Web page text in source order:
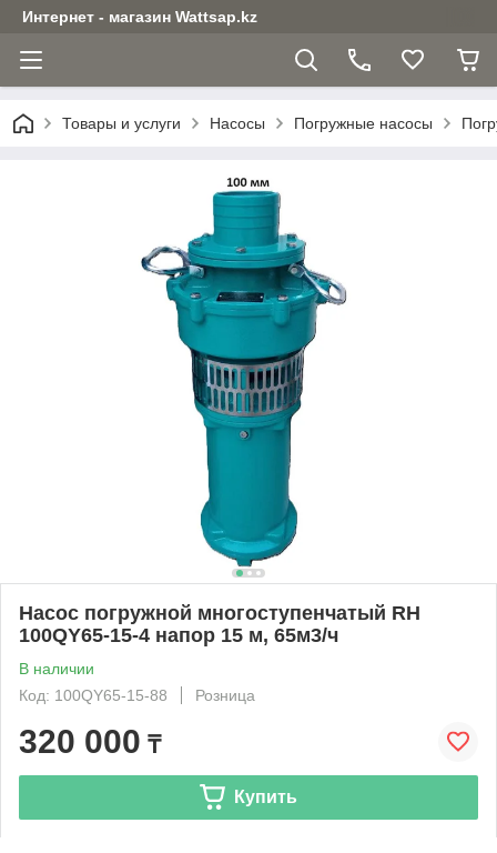
Интернет - магазин Wattsap.kz
Товары и услуги Насосы Погружные насосы
Насос погружной многоступенчатый RH
100QY65-15-4 напор 15 м, 65м3/ч
В наличии
Код: 100QY65-15-88
Розница
320 000 ₸
Купить